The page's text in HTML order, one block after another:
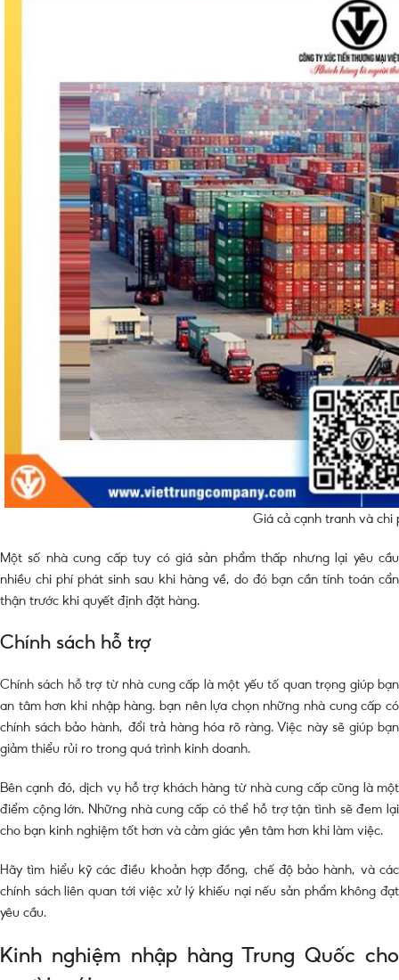
Giá cả cạnh tranh và chi
Một số nhà cung cấp tuy có giá sản phẩm thấp nhưng lại yêu cầu
nhiều chi phí phát sinh sau khi hàng về, do đó bạn cần tính toán cẩn
thận trước khi quyết định đặt hàng.
Chính sách hỗ trợ
Chính sách hỗ trợ từ nhà cung cấp là một yếu tố quan trọng giúp bạn
an tâm hơn khi nhập hàng. bạn nên lựa chọn những nhà cung cấp có
chính sách bảo hành, đổi trả hàng hóa rõ ràng. Việc này sẽ giúp bạn
giảm thiểu rủi ro trong quá trình kinh doanh.
Bên cạnh đó, dịch vụ hỗ trợ khách hàng từ nhà cung cấp cũng là một
điểm cộng lớn. Những nhà cung cấp có thể hỗ trợ tận tình sẽ đem lại
cho bạn kinh nghiệm tốt hơn và cảm giác yên tâm hơn khi làm việc.
Hãy tìm hiểu kỹ các điều khoản hợp đồng, chế độ bảo hành, và các
chính sách liên quan tới việc xử lý khiếu nại nếu sản phẩm không đạt
yêu cầu.
Kinh nghiệm nhập hàng Trung Quốc cho